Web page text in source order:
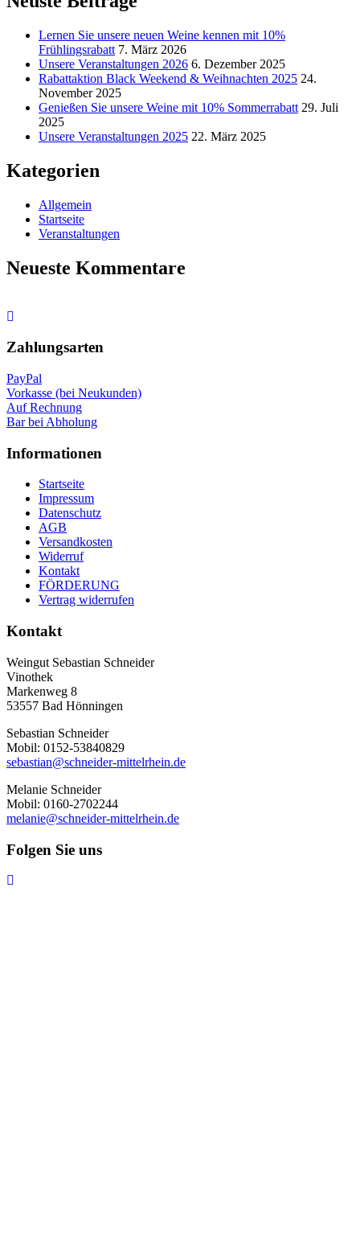
Lernen Sie unsere neuen Weine kennen mit 10%
Frühlingsrabatt 7. März 2026
Unsere Veranstaltungen 2026 6. Dezember 2025
Rabattaktion Black Weekend & Weihnachten 2025 24.
November 2025
Genießen Sie unsere Weine mit 10% Sommerrabatt 29. Juli
2025
Unsere Veranstaltungen 2025 22. März 2025
Kategorien
Allgemein
Startseite
Veranstaltungen
Neueste Kommentare
Zahlungsarten
PayPal
Vorkasse (bei Neukunden)
Auf Rechnung
Bar bei Abholung
Informationen
Startseite
Impressum
Datenschutz
AGB
Versandkosten
Widerruf
Kontakt
FÖRDERUNG
Vertrag widerrufen
Kontakt
Weingut Sebastian Schneider
Vinothek
Markenweg 8
53557 Bad Hönningen
Sebastian Schneider
Mobil: 0152-53840829
sebastian@schneider-mittelrhein.de
Melanie Schneider
Mobil: 0160-2702244
melanie@schneider-mittelrhein.de
Folgen Sie uns